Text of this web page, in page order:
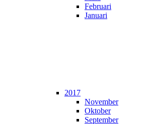
Februari
Januari
2017
November
Oktober
September